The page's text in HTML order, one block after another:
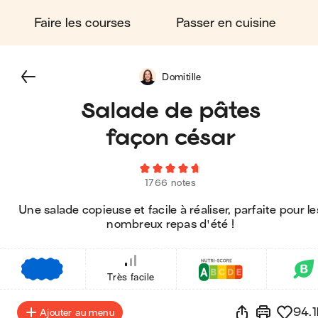
Faire les courses Passer en cuisine
Salade de pâtes
façon césar
1766 notes
Une salade copieuse et facile à réaliser, parfaite pour
nombreux repas d'été !
Domitille
Très facile
Ajouter au menu